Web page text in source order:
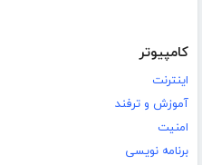
کامپیوتر
اینترنت
آموزش و ترفند
امنیت
برنامه نویسی